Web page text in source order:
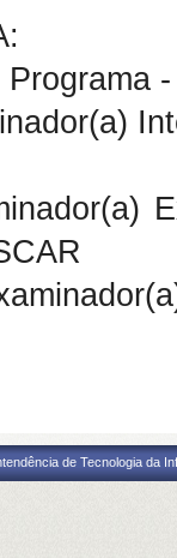
de Tecnologia da